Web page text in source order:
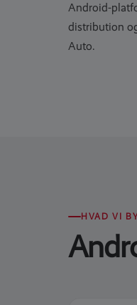
Android-
distribution
Auto.
HVAD VI